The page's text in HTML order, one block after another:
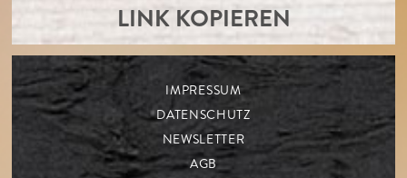
LINK KOPIEREN
IMPRESSUM
DATENSCHUTZ
NEWSLETTER
AGB